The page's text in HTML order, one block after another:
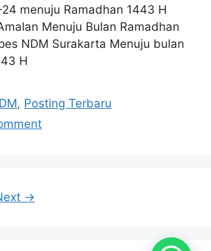
menuju Ramadhan 1443 H
Menuju Bulan Ramadhan
NDM Surakarta Menuju bulan
H
, Posting Terbaru
→